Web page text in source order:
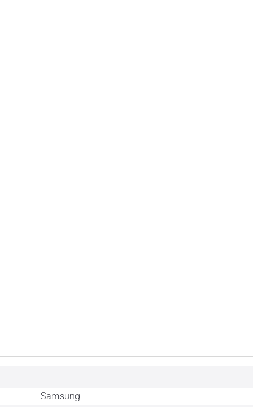
Samsung